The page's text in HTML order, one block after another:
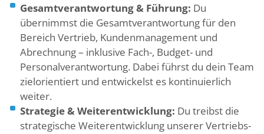
Gesamtverantwortung & Führung: Du
übernimmst die Gesamtverantwortung für den
Bereich Vertrieb, Kundenmanagement und
Abrechnung – inklusive Fach-, Budget- und
Personalverantwortung. Dabei führst du dein Team
zielorientiert und entwickelst es kontinuierlich
weiter.
Strategie & Weiterentwicklung: Du treibst die
strategische Weiterentwicklung unserer Vertriebs-